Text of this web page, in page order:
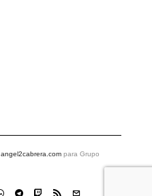
angel2cabrera.compara Grupo